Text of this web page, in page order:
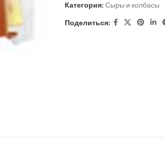
Категория: Сыры и колбасы
Поделиться: